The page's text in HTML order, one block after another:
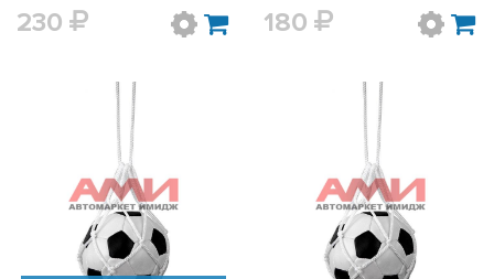
230 180
БЫСТРЫЙ ПРОСМОТР БЫСТРЫЙ ПРОСМОТР